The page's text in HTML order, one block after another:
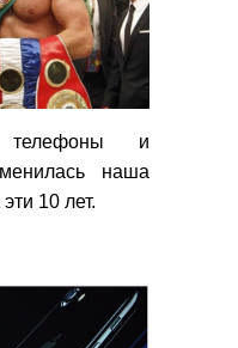
телефоны и
наша
10 лет.